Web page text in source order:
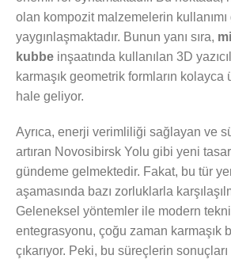
olan kompozit malzemelerin
yaygınlaşmaktadır. Bunun yanı sıra,
kubbe inşaatında kullanılan 3D
karmaşık geometrik formların
hale geliyor.
Ayrıca, enerji verimliliği sağlayan ve
artıran Novosibirsk Yolu gibi yeni
gündeme gelmektedir. Fakat, bu tür
aşamasında bazı zorluklarla
Geleneksel yöntemler ile modern
entegrasyonu, çoğu zaman karmaşık
çıkarıyor. Peki, bu süreçlerin